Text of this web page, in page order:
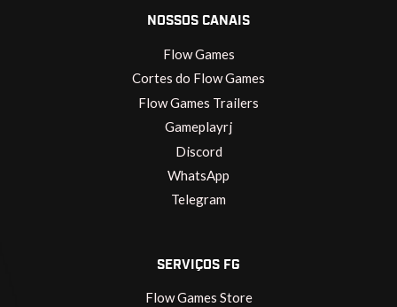
NOSSOS CANAIS
Flow Games
Cortes do Flow Games
Flow Games Trailers
Gameplayrj
Discord
WhatsApp
Telegram
SERVIÇOS FG
Flow Games Store